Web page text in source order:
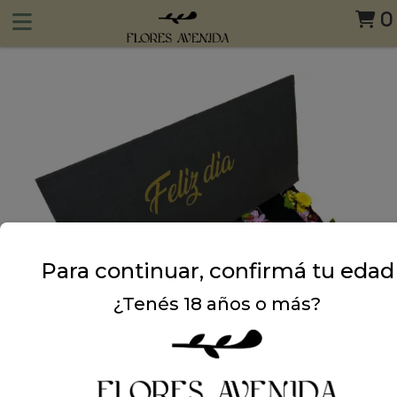
0
Para continuar, confirmá tu edad
¿Tenés 18 años o más?